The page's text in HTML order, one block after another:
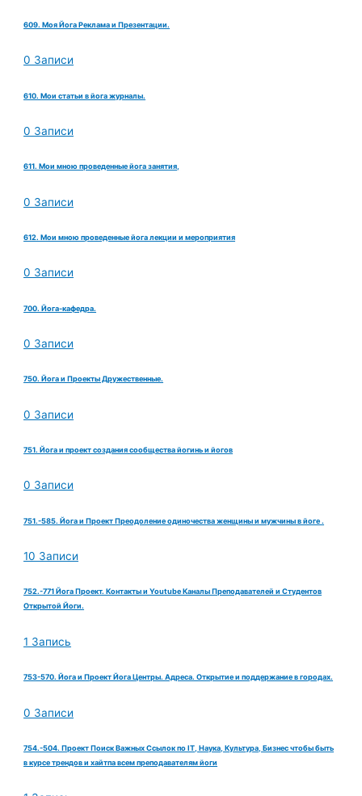
609. Моя Йога Реклама и Презентации.
0 Записи
610. Мои статьи в йога журналы.
0 Записи
611. Мои мною проведенные йога занятия,
0 Записи
612. Мои мною проведенные йога лекции и мероприятия
0 Записи
700. Йога-кафедра.
0 Записи
750. Йога и Проекты Дружественные.
0 Записи
751. Йога и проект создания сообщества йогинь и йогов
0 Записи
751.-585. Йога и Проект Преодоление одиночества женщины и мужчины в йоге .
10 Записи
752.-771 Йога Проект. Контакты и Youtube Каналы Преподавателей и Студентов
Открытой Йоги.
1 Запись
753-570. Йога и Проект Йога Центры. Адреса. Открытие и поддержание в городах.
0 Записи
754.-504. Проект Поиск Важных Ссылок по IT, Наука, Культура, Бизнес чтобы быть
в курсе трендов и хайтпа всем преподавателям йоги